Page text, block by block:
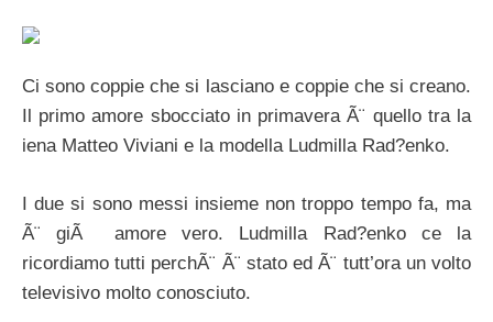
Ci sono coppie che si lasciano e coppie che si creano.
Il primo amore sbocciato in primavera Ã¨ quello tra la
iena Matteo Viviani e la modella Ludmilla Rad?enko.
I due si sono messi insieme non troppo tempo fa, ma
Ã¨ giÃ amore vero. Ludmilla Rad?enko ce la
ricordiamo tutti perchÃ¨ Ã¨ stato ed Ã¨ tutt’ora un volto
televisivo molto conosciuto.